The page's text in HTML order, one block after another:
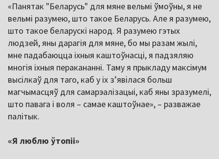
«Панятак "Беларусь" для мяне вельмі ўмоўны, я не
вельмі разумею, што такое Беларусь. Але я разумею,
што такое беларускі народ. Я разумею гэтых
людзей, яны дарагія для мяне, бо мы разам жылі,
мне падабаюцца іхныя каштоўнасці, я падзяляю
многія іхныя перакананні. Таму я прыкладу максімум
высілкаў для таго, каб у іх з’явілася больш
магчымасцяў для самарэалізацыі, каб яны зразумелі,
што павага і воля – самае каштоўнае», – разважае
палітык.
«Я люблю ўтопіі»